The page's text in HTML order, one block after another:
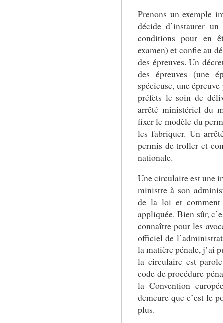
Prenons un exemple
décide d’instaurer
conditions pour en
examen) et confie au
des épreuves. Un
des épreuves (une
spécieuse, une
préfets le soin de
arrêté ministériel du
fixer le modèle du
les fabriquer. Un
permis de troller et
nationale.
Une circulaire est une
ministre à son
de la loi et comment
appliquée. Bien sûr,
connaître pour les
officiel de
la matière pénale, j’ai
la circulaire est
code de procédure
la Convention
demeure que c’est le
plus.